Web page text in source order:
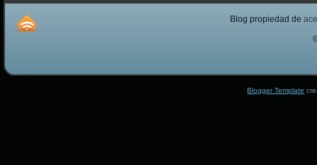
Blog propiedad de
Blogger Template